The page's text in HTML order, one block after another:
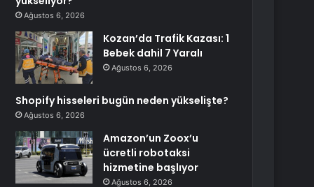
Ağustos 6, 2026
Kozan’da Trafik Kazası: 1
Bebek dahil 7 Yaralı
Ağustos 6, 2026
Shopify hisseleri bugün neden yükselişte?
Ağustos 6, 2026
Amazon’un Zoox’u
ücretli robotaksi
hizmetine başlıyor
Ağustos 6, 2026